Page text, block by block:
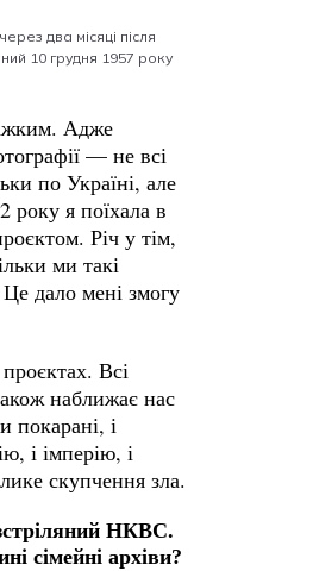
два місяці після
10 грудня 1957 року
Адже
— не всі
по Україні, але
року я поїхала в
Річ у тім,
ми такі
дало мені змогу
Всі
наближає нас
покарані, і
і імперію, і
скупчення зла.
НКВС.
сімейні архіви?